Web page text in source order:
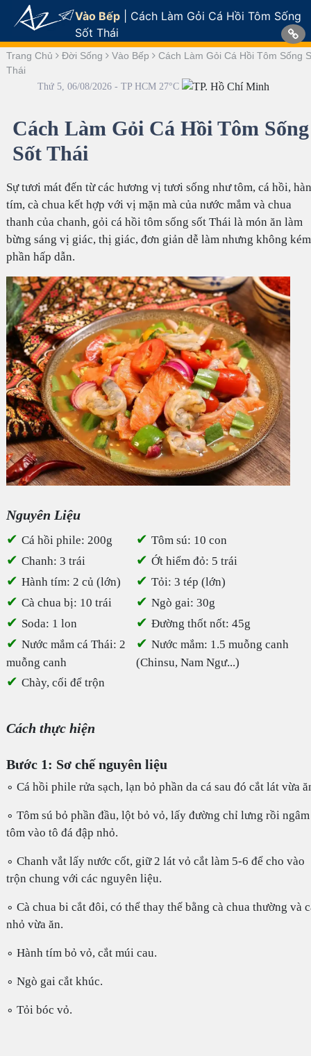
Vào Bếp
Cách Làm Gỏi Cá Hồi Tôm Sống
Sốt Thái
Trang Chủ Đời Sống Vào Bếp
Cách Làm Gỏi Cá Hồi Tôm Sống
Thái
Thứ 5, 06/08/2026 - TP HCM 27°C
Cách Làm Gỏi Cá Hồi Tôm Sống
Sốt Thái
Sự tươi mát đến từ các hương vị tươi sống như tôm, cá hồi,
tím, cà chua kết hợp với vị mặn mà của nước mắm và chua
thanh của chanh, gỏi cá hồi tôm sống sốt Thái là món ăn làm
bừng sáng vị giác, thị giác, đơn giản dễ làm nhưng không kém
phần hấp dẫn.
Nguyên Liệu
✔ Cá hồi phile: 200g ✔ Tôm sú: 10 con
✔ Chanh: 3 trái ✔ Ớt hiểm đỏ: 5 trái
✔ Hành tím: 2 củ (lớn) ✔ Tỏi: 3 tép (lớn)
✔ Cà chua bị: 10 trái ✔ Ngò gai: 30g
✔ Soda: 1 lon ✔ Đường thốt nốt: 45g
✔ Nước mắm cá Thái: 2
muỗng canh
✔ Nước mắm: 1.5 muỗng canh
(Chinsu, Nam Ngư...)
✔ Chày, cối để trộn
Cách thực hiện
Bước 1: Sơ chế nguyên liệu
∘ Cá hồi phile rửa sạch, lạn bỏ phần da cá sau đó cắt lát vừa
∘ Tôm sú bỏ phần đầu, lột bỏ vỏ, lấy đường chỉ lưng rồi ngâm
tôm vào tô đá đập nhỏ.
∘ Chanh vắt lấy nước cốt, giữ 2 lát vỏ cắt làm 5-6 để cho vào
trộn chung với các nguyên liệu.
∘ Cà chua bi cắt đôi, có thể thay thế bằng cà chua thường và
nhỏ vừa ăn.
∘ Hành tím bỏ vỏ, cắt múi cau.
∘ Ngò gai cắt khúc.
∘ Tỏi bóc vỏ.